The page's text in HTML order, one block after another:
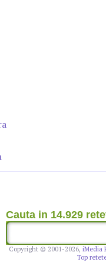
Cauta in 14.929
Copyright © 2001-2026, iMedia
Top